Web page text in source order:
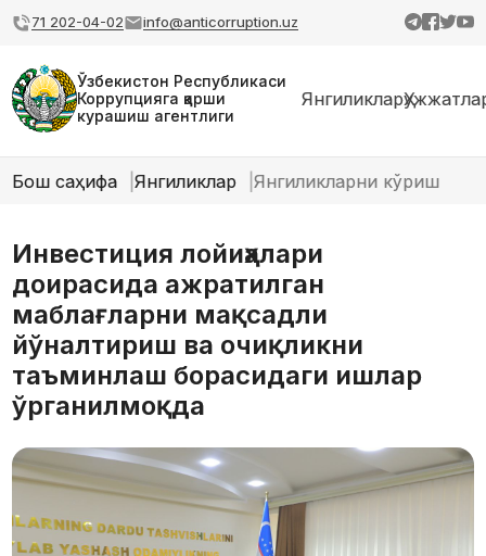
71 202-04-02 info@anticorruption.uz
Ўзбекистон Республикаси
Коррупцияга қарши
курашиш агентлиги
Янгиликлар
Бош саҳифа Янгиликлар Янгиликларни кўриш
Инвестиция лойиҳалари
доирасида ажратилган
маблағларни мақсадли
йўналтириш ва очиқликни
таъминлаш борасидаги ишлар
ўрганилмоқда